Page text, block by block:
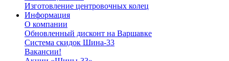
Изготовление центровочных колец
Информация
О компании
Обновленный дисконт на Варшавке
Система скидок Шина-33
Вакансии!